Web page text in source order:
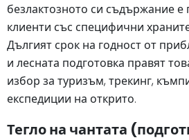
безлактозното си съдържание
клиенти със специфични
Дългият срок на годност от
и лесната подготовка правят
избор за туризъм, трекинг,
експедиции на открито.
Тегло на чантата